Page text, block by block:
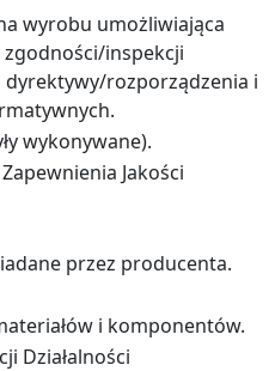
wyrobu umożliwiająca
inspekcji
rozporządzenia i
wykonywane).
Jakości
przez producenta.
i komponentów.
Działalności